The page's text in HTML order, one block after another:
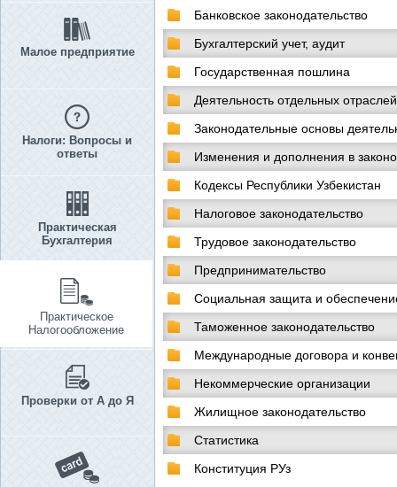
Малое предприятие
Налоги: Вопросы и
ответы
Практическая
Бухгалтерия
Практическое
Налогообложение
Проверки от А до Я
Банковское законодательство
Бухгалтерский учет, аудит
Государственная пошлина
Деятельность отдельных отраслей
Законодательные основы
Изменения и дополнения в
Кодексы Республики Узбекистан
Налоговое законодательство
Трудовое законодательство
Предпринимательство
Социальная защита и
Таможенное законодательство
Международные договора и
Некоммерческие организации
Жилищное законодательство
Статистика
Конституция РУз